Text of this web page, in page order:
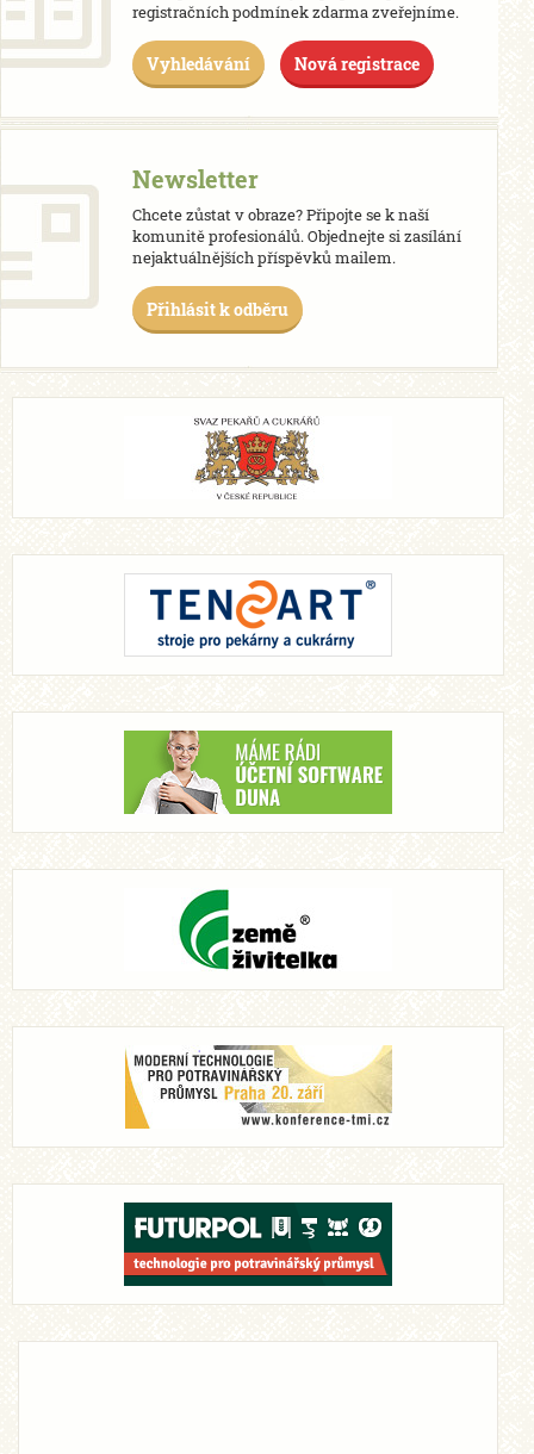
registračních podmínek zdarma zveřejníme.
Vyhledávání Nová registrace
Newsletter
Chcete zůstat v obraze? Připojte se k naší
komunitě profesionálů. Objednejte si zasílání
nejaktuálnějších příspěvků mailem.
Přihlásit k odběru